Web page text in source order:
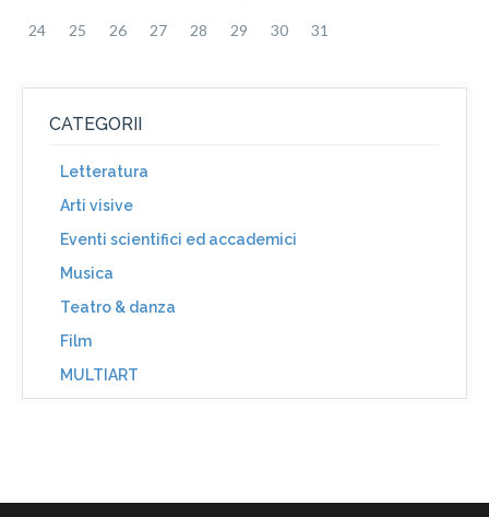
24 25 26 27 28 29 30 31
CATEGORII
Letteratura
Arti visive
Eventi scientifici ed accademici
Musica
Teatro & danza
Film
MULTIART